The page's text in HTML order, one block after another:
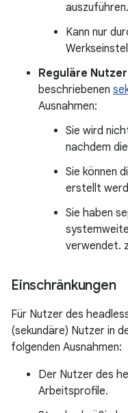
auszuführen.
Kann nur
Reguläre Nutzer
beschriebenen
Ausnahmen:
Sie wird
nachdem
Sie können
erstellt
Sie haben
verwendet.
Einschränkungen
Für Nutzer des
(sekundäre) Nutzer in
folgenden Ausnahmen:
Der Nutzer des
Arbeitsprofile.